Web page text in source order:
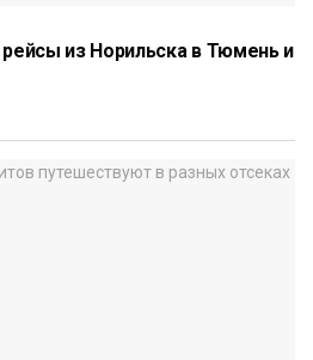
из Норильска в Тюмень и